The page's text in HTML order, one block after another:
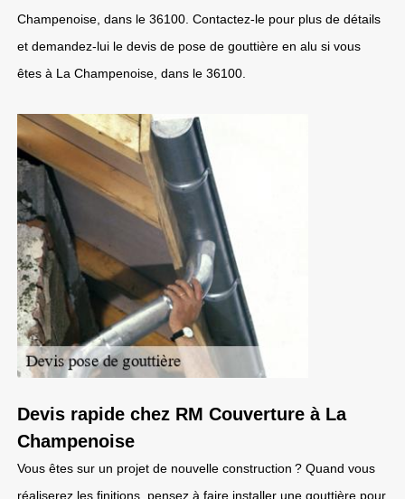
Champenoise, dans le 36100. Contactez-le pour plus de détails
et demandez-lui le devis de pose de gouttière en alu si vous
êtes à La Champenoise, dans le 36100.
Devis rapide chez RM Couverture à La
Champenoise
Vous êtes sur un projet de nouvelle construction ? Quand vous
réaliserez les finitions, pensez à faire installer une gouttière pour